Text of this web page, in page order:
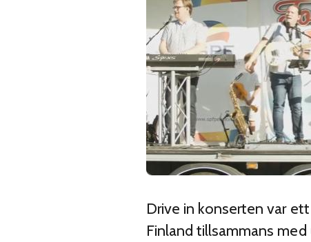
Drive in konserten var
Finland tillsammans